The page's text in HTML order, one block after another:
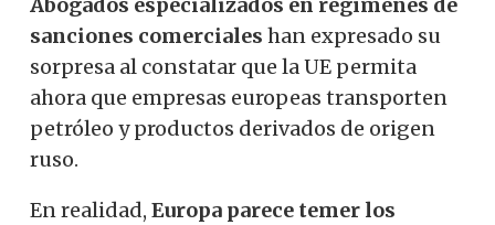
Abogados especializados en regímenes de
sanciones comerciales han expresado su
sorpresa al constatar que la UE permita
ahora que empresas europeas transporten
petróleo y productos derivados de origen
ruso.
En realidad, Europa parece temer los